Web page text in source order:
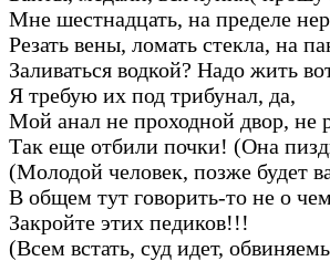
Мне шестнадцать, на пределе
Резать вены, ломать стекла, на
Заливаться водкой? Надо жить
Я требую их под трибунал, да,
Мой анал не проходной двор, не
Так еще отбили почки! (Она
(Молодой человек, позже будет
В общем тут говорить-то не о
Закройте этих педиков!!!
(Всем встать, суд идет,